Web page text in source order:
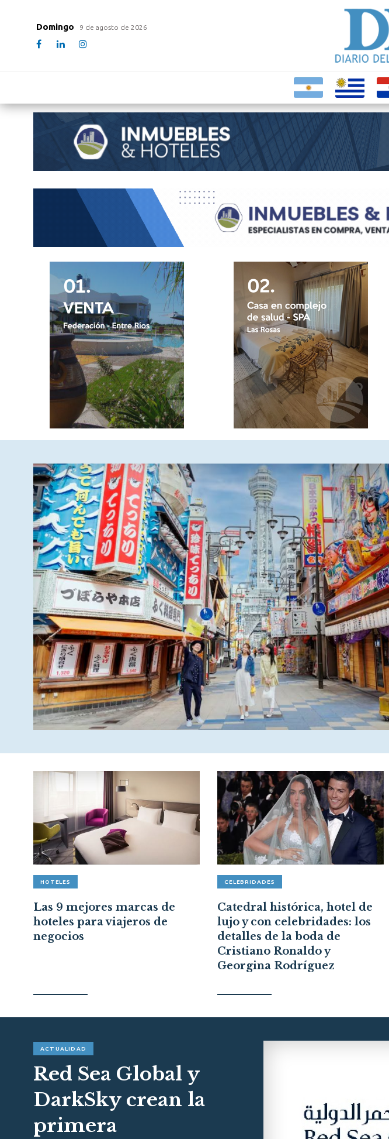
Domingo 9 de agosto de 2026
HOTELES
Las 9 mejores marcas de
hoteles para viajeros de
negocios
CELEBRIDADES
Catedral histórica, hotel de
lujo y con celebridades: los
detalles de la boda de
Cristiano Ronaldo y
Georgina Rodríguez
ACTUALIDAD
Red Sea Global y
DarkSky crean la
primera